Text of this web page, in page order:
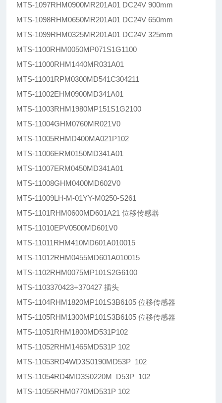
MTS-1097RHM0900MR201A01 DC24V 900mm
MTS-1098RHM0650MR201A01 DC24V 650mm
MTS-1099RHM0325MR201A01 DC24V 325mm
MTS-1100RHM0050MP071S1G1100
MTS-11000RHM1440MR031A01
MTS-11001RPM0300MD541C304211
MTS-11002EHM0900MD341A01
MTS-11003RHM1980MP151S1G2100
MTS-11004GHM0760MR021V0
MTS-11005RHMD400MA021P102
MTS-11006ERM0150MD341A01
MTS-11007ERM0450MD341A01
MTS-11008GHM0400MD602V0
MTS-11009LH-M-01YY-M0250-S261
MTS-1101RHM0600MD601A21 位移传感器
MTS-11010EPV0500MD601V0
MTS-11011RHM410MD601A010015
MTS-11012RHM0455MD601A010015
MTS-1102RHM0075MP101S2G6100
MTS-1103370423+370427 插头
MTS-1104RHM1820MP101S3B6105 位移传感器
MTS-1105RHM1300MP101S3B6105 位移传感器
MTS-11051RHM1800MD531P102
MTS-11052RHM1465MD531P 102
MTS-11053RD4WD3S0190MD53P 102
MTS-11054RD4MD3S0220M D53P 102
MTS-11055RHM0770MD531P 102